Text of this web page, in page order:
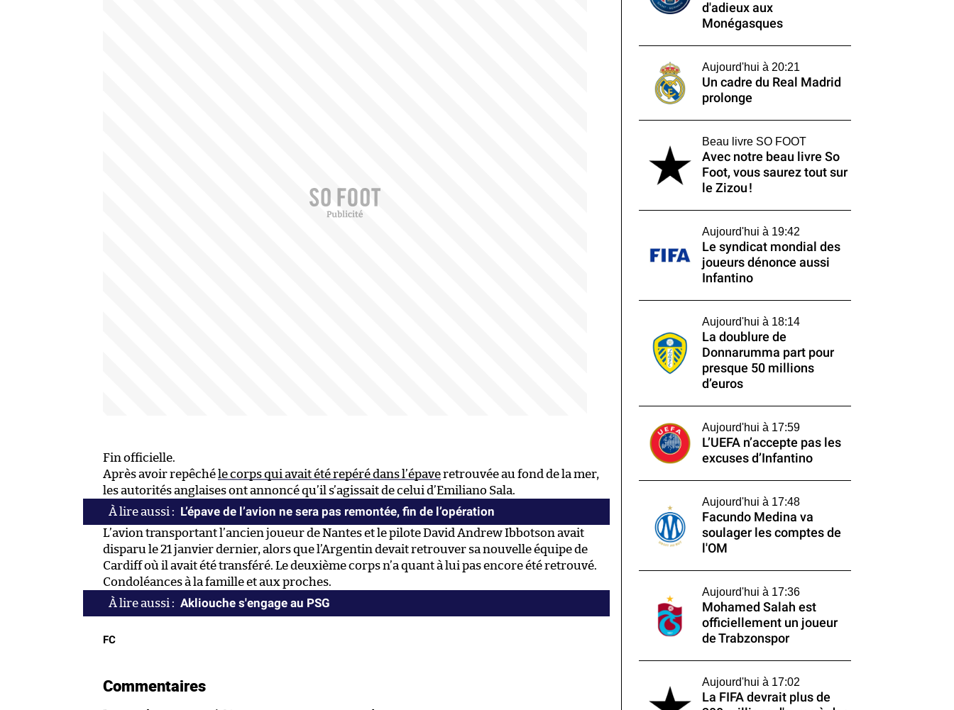
Fin officielle.
Après avoir repêché le corps qui avait été repéré dans l’épaveretrouvée au fond de la mer,
les autorités anglaises ont annoncé qu’il s’agissait de celui d’Emiliano Sala.
L’épave de l’avion ne sera pas remontée, fin de l’opération
L’avion transportant l’ancien joueur de Nantes et le pilote David Andrew Ibbotson avait
disparu le 21 janvier dernier, alors que l’Argentin devait retrouver sa nouvelle équipe de
Cardiff où il avait été transféré. Le deuxième corps n’a quant à lui pas encore été retrouvé.
Condoléances à la famille et aux proches.
Akliouche s'engage au PSG
FC
Commentaires
d'adieux aux
Monégasques
Aujourd'hui à 20:21
Un cadre du Real Madrid
prolonge
Beau livre SO FOOT
Avec notre beau livre So
Foot, vous saurez tout sur
le Zizou !
Aujourd'hui à 19:42
Le syndicat mondial des
joueurs dénonce aussi
Infantino
Aujourd'hui à 18:14
La doublure de
Donnarumma part pour
presque 50 millions
d’euros
Aujourd'hui à 17:59
L’UEFA n’accepte pas les
excuses d’Infantino
Aujourd'hui à 17:48
Facundo Medina va
soulager les comptes de
l'OM
Aujourd'hui à 17:36
Mohamed Salah est
officiellement un joueur
de Trabzonspor
Aujourd'hui à 17:02
La FIFA devrait plus de